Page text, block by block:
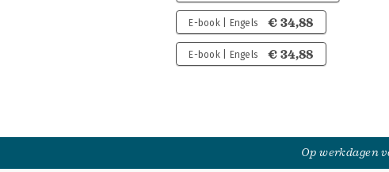
E-book | Engels € 34,88
E-book | Engels € 34,88
Op werkdagen